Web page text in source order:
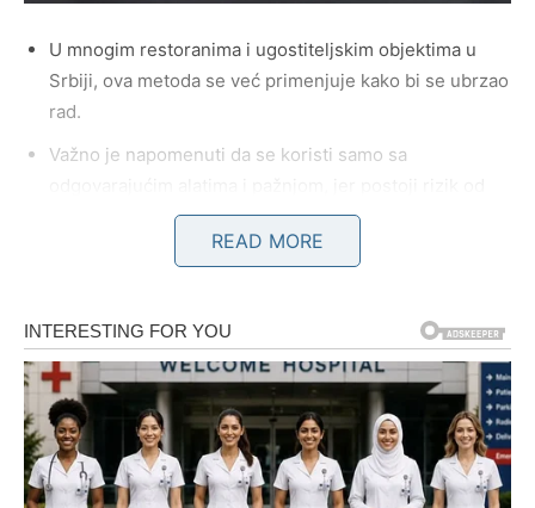
U mnogim restoranima i ugostiteljskim objektima u
Srbiji, ova metoda se već primenjuje kako bi se ubrzao
rad.
Važno je napomenuti da se koristi samo sa
povreda ako se ne primenjuje pravilno.
konzervi. Za njih je ovaj pristup jednostavan i siguran, te
ne vide potrebu za promenama. Iako nova tehnika donosi
prednosti u određenim situacijama, ona nije nužno bolja
za svakog korisnika. Neki smatraju da je rizik od povreda
veći ako se otvarač postavi horizontalno, naročito ako
nisu dovoljno vešti u njegovoj primeni.
READ MORE